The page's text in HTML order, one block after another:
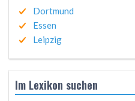
Dortmund
Essen
Leipzig
Im Lexikon suchen